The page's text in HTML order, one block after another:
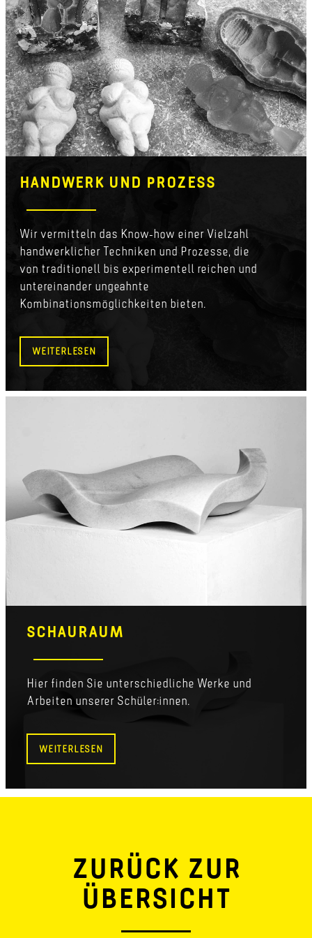
HANDWERK UND PROZESS
Wir vermitteln das Know-how einer Vielzahl
handwerklicher Techniken und Prozesse, die
von traditionell bis experimentell reichen und
untereinander ungeahnte
Kombinationsmöglichkeiten bieten.
WEITERLESEN
SCHAURAUM
Hier finden Sie unterschiedliche Werke und
Arbeiten unserer Schüler:innen.
WEITERLESEN
ZURÜCK ZUR
ÜBERSICHT